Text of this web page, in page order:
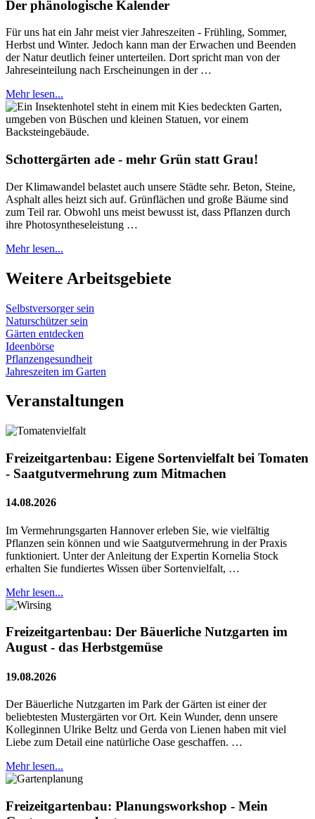
Der phänologische Kalender
Für uns hat ein Jahr meist vier Jahreszeiten - Frühling, Sommer,
Herbst und Winter. Jedoch kann man der Erwachen und Beenden
der Natur deutlich feiner unterteilen. Dort spricht man von der
Jahreseinteilung nach Erscheinungen in der …
Mehr lesen...
Schottergärten ade - mehr Grün statt Grau!
Der Klimawandel belastet auch unsere Städte sehr. Beton, Steine,
Asphalt alles heizt sich auf. Grünflächen und große Bäume sind
zum Teil rar. Obwohl uns meist bewusst ist, dass Pflanzen durch
ihre Photosyntheseleistung …
Mehr lesen...
Weitere Arbeitsgebiete
Selbstversorger sein
Naturschützer sein
Gärten entdecken
Ideenbörse
Pflanzengesundheit
Jahreszeiten im Garten
Veranstaltungen
Freizeitgartenbau: Eigene Sortenvielfalt bei Tomaten
- Saatgutvermehrung zum Mitmachen
14.08.2026
Im Vermehrungsgarten Hannover erleben Sie, wie vielfältig
Pflanzen sein können und wie Saatgutvermehrung in der Praxis
funktioniert. Unter der Anleitung der Expertin Kornelia Stock
erhalten Sie fundiertes Wissen über Sortenvielfalt, …
Mehr lesen...
Freizeitgartenbau: Der Bäuerliche Nutzgarten im
August - das Herbstgemüse
19.08.2026
Der Bäuerliche Nutzgarten im Park der Gärten ist einer der
beliebtesten Mustergärten vor Ort. Kein Wunder, denn unsere
Kolleginnen Ulrike Beltz und Gerda von Lienen haben mit viel
Liebe zum Detail eine natürliche Oase geschaffen. …
Mehr lesen...
Freizeitgartenbau: Planungsworkshop - Mein